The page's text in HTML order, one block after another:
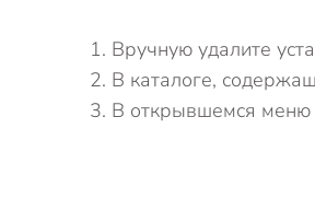
Вручную удалите
В каталоге,
В открывшемся меню